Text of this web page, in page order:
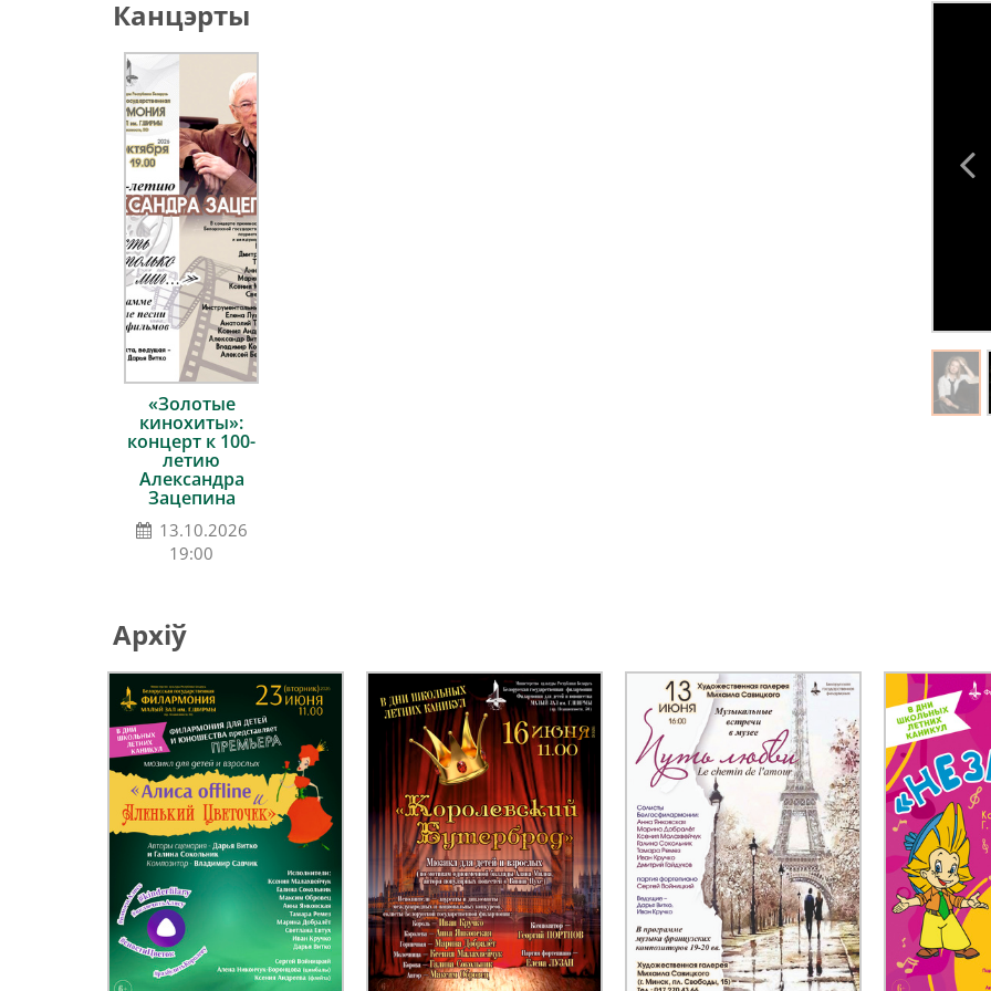
Канцэрты
«Золотые
кинохиты»:
концерт к 100-
летию
Александра
Зацепина
13.10.2026
19:00
Архіў